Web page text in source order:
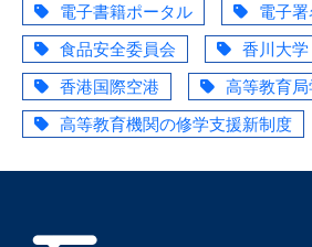
電子書籍ポータル
電子署
食品安全委員会
香川大学
香港国際空港
高等教育
高等教育機関の修学支援新制度